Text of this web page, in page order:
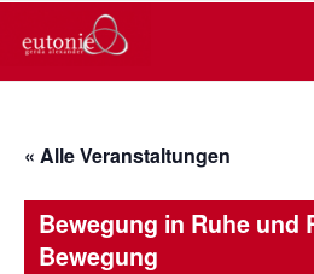
Inhalt
EUTONIE.DE
Lebensbalance durch körperliche
« Alle Veranstaltungen
Bewegung in Ruhe und
Bewegung